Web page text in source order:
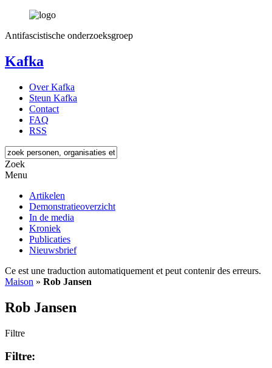
Antifascistische onderzoeksgroep
Kafka
Over Kafka
Steun Kafka
Contact
FAQ
RSS
Zoek
Menu
Artikelen
Demonstratieoverzicht
In de media
Kroniek
Publicaties
Nieuwsbrief
Ce est une traduction automatiquement et peut contenir des erreurs.
Maison » Rob Jansen
Rob Jansen
Filtre
Filtre: